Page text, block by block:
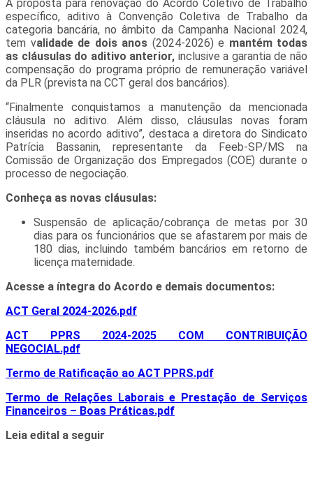
A proposta para renovação do Acordo Coletivo de Trabalho
específico, aditivo à Convenção Coletiva de Trabalho da
categoria bancária, no âmbito da Campanha Nacional 2024,
tem validade de dois anos (2024-2026) e mantém todas
as cláusulas do aditivo anterior, inclusive a garantia de não
compensação do programa próprio de remuneração variável
da PLR (prevista na CCT geral dos bancários).
“Finalmente conquistamos a manutenção da mencionada
cláusula no aditivo. Além disso, cláusulas novas foram
inseridas no acordo aditivo”, destaca a diretora do Sindicato
Patrícia Bassanin, representante da Feeb-SP/MS na
Comissão de Organização dos Empregados (COE) durante o
processo de negociação.
Conheça as novas cláusulas:
Suspensão de aplicação/cobrança de metas por 30
dias para os funcionários que se afastarem por mais de
180 dias, incluindo também bancários em retorno de
licença maternidade.
Acesse a íntegra do Acordo e demais documentos:
ACT Geral 2024-2026.pdf
ACT PPRS 2024-2025 COM CONTRIBUIÇÃO
NEGOCIAL.pdf
Termo de Ratificação ao ACT PPRS.pdf
Termo de Relações Laborais e Prestação de Serviços
Financeiros – Boas Práticas.pdf
Leia edital a seguir